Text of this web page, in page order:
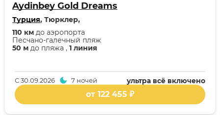
Aydinbey Gold Dreams
Турция, Тюрклер,
50 м до пляжа , 1 линия
Песчано-галечный пляж
110 км до аэропорта
ультра всё включено
С30.09.2026 7 ночей
от 122 455 ₽